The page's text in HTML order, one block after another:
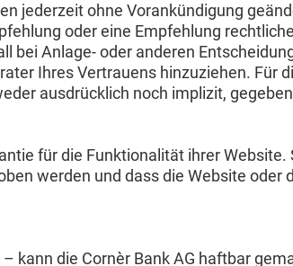
jederzeit ohne Vorankündigung
oder eine Empfehlung
bei Anlage- oder anderen
Ihres Vertrauens hinzuziehen. Für
ausdrücklich noch implizit,
für die Funktionalität ihrer
werden und dass die Website oder
kann die Cornèr Bank AG haftbar